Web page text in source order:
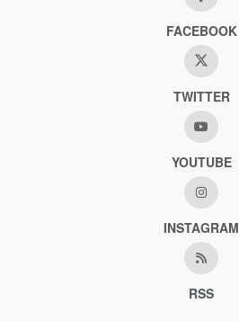
FACEBOOK
TWITTER
YOUTUBE
INSTAGRAM
RSS